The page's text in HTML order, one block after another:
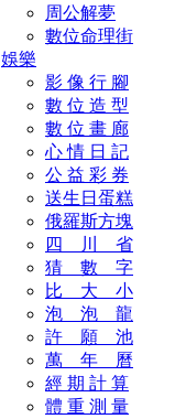
周公解夢
數位命理街
娛樂
影 像 行 腳
數 位 造 型
數 位 畫 廊
心 情 日 記
公 益 彩 券
送生日蛋糕
俄羅斯方塊
四 川 省
猜 數 字
比 大 小
泡 泡 龍
許 願 池
萬 年 曆
經 期 計 算
體 重 測 量